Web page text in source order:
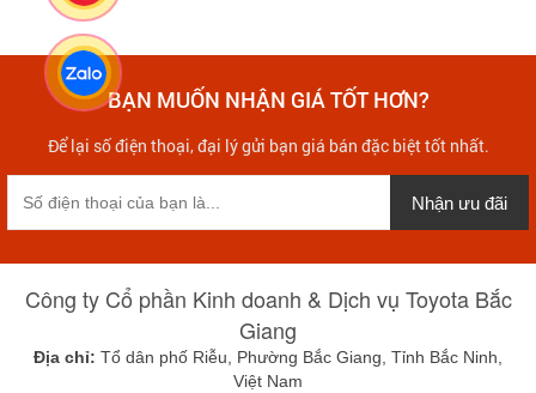
BẠN MUỐN NHẬN GIÁ TỐT HƠN?
Để lại số điện thoại, đại lý gửi bạn giá bán đặc biệt tốt nhất.
Nhận ưu đãi
Công ty Cổ phần Kinh doanh & Dịch vụ Toyota Bắc
Giang
Địa chỉ: Tổ dân phố Riễu, Phường Bắc Giang, Tỉnh Bắc Ninh,
Việt Nam